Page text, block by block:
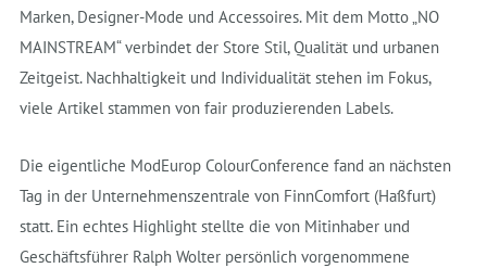
Marken, Designer-Mode und Accessoires. Mit dem Motto „NO
MAINSTREAM“ verbindet der Store Stil, Qualität und urbanen
Zeitgeist. Nachhaltigkeit und Individualität stehen im Fokus,
viele Artikel stammen von fair produzierenden Labels.
Die eigentliche ModEurop ColourConference fand an nächsten
Tag in der Unternehmenszentrale von FinnComfort (Haßfurt)
statt. Ein echtes Highlight stellte die von Mitinhaber und
Geschäftsführer Ralph Wolter persönlich vorgenommene